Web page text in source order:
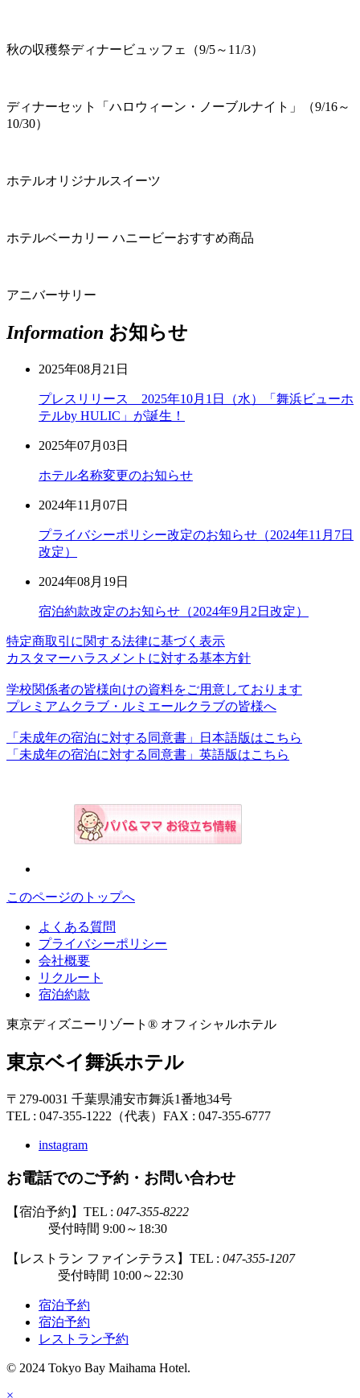
秋の収穫祭ディナービュッフェ（9/5～11/3）
ディナーセット「ハロウィーン・ノーブルナイト」（9/16～
10/30）
ホテルオリジナルスイーツ
ホテルベーカリー ハニービーおすすめ商品
アニバーサリー
Information お知らせ
2025年08月21日
プレスリリース 2025年10月1日（水）「舞浜ビューホ
テルby HULIC」が誕生！
2025年07月03日
ホテル名称変更のお知らせ
2024年11月07日
プライバシーポリシー改定のお知らせ（2024年11月7日
改定）
2024年08月19日
宿泊約款改定のお知らせ（2024年9月2日改定）
特定商取引に関する法律に基づく表示
カスタマーハラスメントに対する基本方針
学校関係者の皆様向けの資料をご用意しております
プレミアムクラブ・ルミエールクラブの皆様へ
「未成年の宿泊に対する同意書」日本語版はこちら
「未成年の宿泊に対する同意書」英語版はこちら
このページのトップへ
よくある質問
プライバシーポリシー
会社概要
リクルート
宿泊約款
東京ディズニーリゾート® オフィシャルホテル
東京ベイ舞浜ホテル
〒279-0031 千葉県浦安市舞浜1番地34号
TEL : 047-355-1222（代表） FAX : 047-355-6777
instagram
お電話でのご予約・お問い合わせ
【宿泊予約】TEL : 047-355-8222
受付時間 9:00～18:30
【レストラン ファインテラス】TEL : 047-355-1207
受付時間 10:00～22:30
宿泊予約
宿泊予約
レストラン予約
© 2024 Tokyo Bay Maihama Hotel.
×